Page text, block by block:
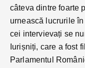
câteva dintre foarte
urnească lucrurile
cei intervievați se
Iurișniți, care a fost
Parlamentul